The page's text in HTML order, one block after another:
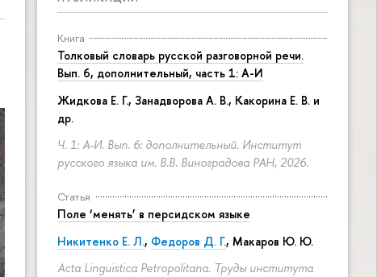
Книга
Толковый словарь русской разговорной речи.
Вып. 6, дополнительный, часть 1: А-И
Жидкова Е. Г., Занадворова А. В., Какорина Е. В. и
др.
Ч. 1: А-И. Вып. 6: дополнительный. Институт
русского языка им. В.В. Виноградова РАН, 2026.
Статья
Поле ‘менять’ в персидском языке
Никитенко Е. Л., Федоров Д. Г., Макаров Ю. Ю.
Acta Linguistica Petropolitana. Труды института